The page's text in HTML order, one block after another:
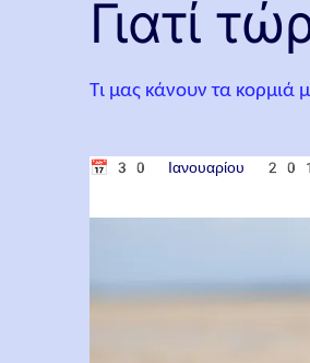
Γιατί
Τι μας κάνουν τα κορμιά
📅 30 Ιανουαρίου